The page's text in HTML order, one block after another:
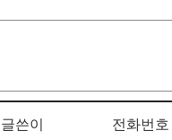
글쓴이 전화번호